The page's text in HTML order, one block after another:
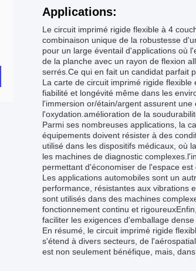
Applications:
Le circuit imprimé rigide flexible à 4
combinaison unique de la robustesse
pour un large éventail d'applications où
de la planche avec un rayon de flexion
serrés.Ce qui en fait un candidat parfait
La carte de circuit imprimé rigide
fiabilité et longévité même dans les
l'immersion or/étain/argent assurent
l'oxydation.amélioration de la
Parmi ses nombreuses applications, la
équipements doivent résister à des
utilisé dans les dispositifs médicaux, où
les machines de diagnostic
permettant d'économiser de l'espace
Les applications automobiles sont un
performance, résistantes aux vibrations
sont utilisés dans des machines
fonctionnement continu et
faciliter les exigences d'emballage
En résumé, le circuit imprimé rigide
s'étend à divers secteurs, de
est non seulement bénéfique, mais,